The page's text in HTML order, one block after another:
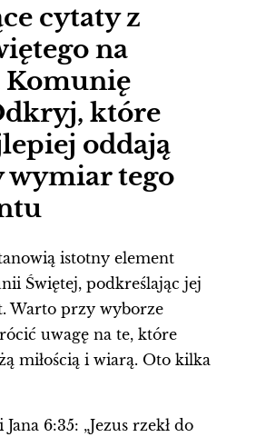
cytaty z
na
Komunię
które
oddają
wymiar tego
istotny element
Świętej, podkreślając jej
Warto przy wyborze
uwagę na te, które
miłością i wiarą. Oto kilka
6:35: „Jezus rzekł do